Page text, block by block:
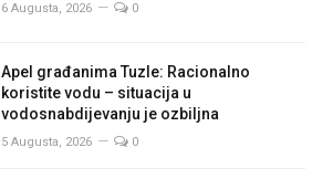
6 Augusta, 2026 0
Apel građanima Tuzle: Racionalno
koristite vodu – situacija u
vodosnabdijevanju je ozbiljna
5 Augusta, 2026 0